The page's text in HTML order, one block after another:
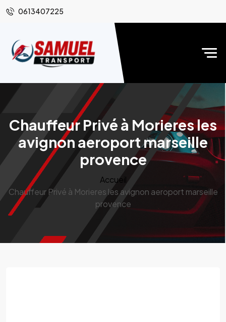
0613407225
Chauffeur Privé à Morieres les
avignon aeroport marseille
provence
Accueil
Chauffeur Privé à Morieres les avignon aeroport marseille
provence